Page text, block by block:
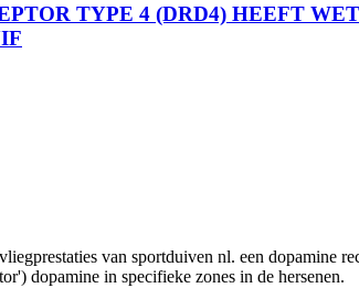
TYPE 4 (DRD4) HEEFT
van sportduiven nl. een dopamine
dopamine in specifieke zones in de hersenen.